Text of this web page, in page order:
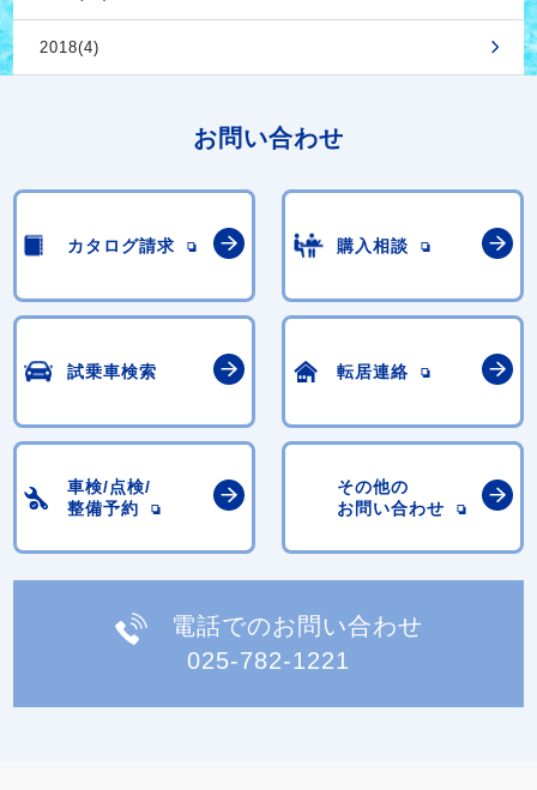
2018(4)
お問い合わせ
カタログ請求 購入相談
試乗車検索 転居連絡
車検/点検/
整備予約
その他の
お問い合わせ
電話でのお問い合わせ
025-782-1221